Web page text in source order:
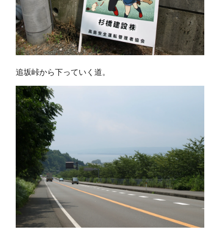
追坂峠から下っていく道。